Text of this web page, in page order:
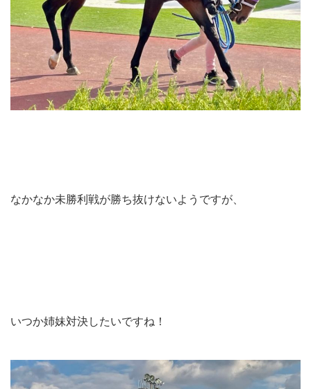
なかなか未勝利戦が勝ち抜けないようですが、
いつか姉妹対決したいですね！